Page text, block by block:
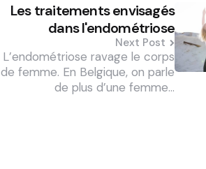
Les traitements envisagés
dans l'endométriose
Next Post
L’endométriose ravage le corps
de femme. En Belgique, on parle
de plus d’une femme…